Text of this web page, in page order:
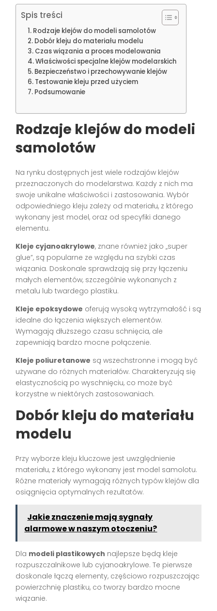
Spis treści
Rodzaje klejów do modeli samolotów
Dobór kleju do materiału modelu
Czas wiązania a proces modelowania
Właściwości specjalne klejów modelarskich
Bezpieczeństwo i przechowywanie klejów
Testowanie kleju przed użyciem
Podsumowanie
Rodzaje klejów do modeli
samolotów
Na rynku dostępnych jest wiele rodzajów klejów
przeznaczonych do modelarstwa. Każdy z nich ma
swoje unikalne właściwości i zastosowania. Wybór
odpowiedniego kleju zależy od materiału, z którego
wykonany jest model, oraz od specyfiki danego
elementu.
Kleje cyjanoakrylowe, znane również jako „super
glue”, są popularne ze względu na szybki czas
wiązania. Doskonale sprawdzają się przy łączeniu
małych elementów, szczególnie wykonanych z
metalu lub twardego plastiku.
Kleje epoksydowe oferują wysoką wytrzymałość i są
idealne do łączenia większych elementów.
Wymagają dłuższego czasu schnięcia, ale
zapewniają bardzo mocne połączenie.
Kleje poliuretanowe są wszechstronne i mogą być
używane do różnych materiałów. Charakteryzują się
elastycznością po wyschnięciu, co może być
korzystne w niektórych zastosowaniach.
Dobór kleju do materiału
modelu
Przy wyborze kleju kluczowe jest uwzględnienie
materiału, z którego wykonany jest model samolotu.
Różne materiały wymagają różnych typów klejów dla
osiągnięcia optymalnych rezultatów.
Jakie znaczenie mają sygnały
alarmowe w naszym otoczeniu?
Dla modeli plastikowych najlepsze będą kleje
rozpuszczalnikowe lub cyjanoakrylowe. Te pierwsze
doskonale łączą elementy, częściowo rozpuszczając
powierzchnię plastiku, co tworzy bardzo mocne
wiązanie.